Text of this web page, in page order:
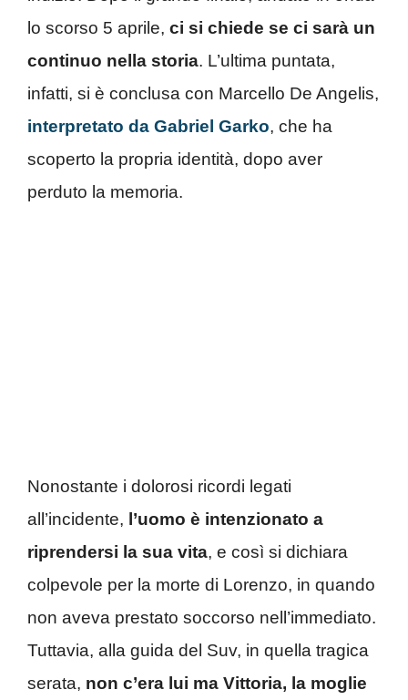
lo scorso 5 aprile, ci si chiede se ci sarà un
continuo nella storia. L’ultima puntata,
infatti, si è conclusa con Marcello De Angelis,
interpretato da Gabriel Garko, che ha
scoperto la propria identità, dopo aver
perduto la memoria.
Nonostante i dolorosi ricordi legati
all’incidente, l’uomo è intenzionato a
riprendersi la sua vita, e così si dichiara
colpevole per la morte di Lorenzo, in quando
non aveva prestato soccorso nell’immediato.
Tuttavia, alla guida del Suv, in quella tragica
serata, non c’era lui ma Vittoria, la moglie